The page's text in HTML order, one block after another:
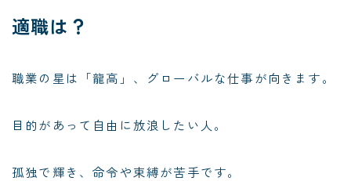
適職は？
職業の星は「龍高」、グローバルな仕事が向きます。
目的があって自由に放浪したい人。
孤独で輝き、命令や束縛が苦手です。